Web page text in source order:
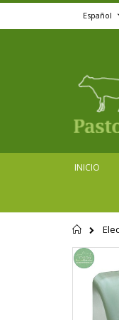
Lenguaje
Español
INICIO
de
inicio
Saltar
al